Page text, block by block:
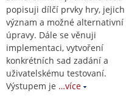
popisuji dílčí prvky hry, jejich
význam a možné alternativní
úpravy. Dále se věnuji
implementaci, vytvoření
konkrétních sad zadání a
uživatelskému testovaní.
Výstupem je …více